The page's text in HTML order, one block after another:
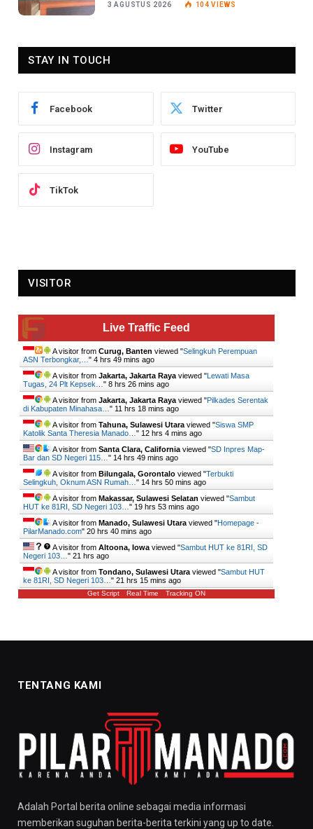
3 AGUSTUS 2026 104VIEWS
STAY IN TOUCH
Facebook Twitter
Instagram YouTube
TikTok
VISITOR
Live Traffic Feed
A visitor from Curug, Banten viewed "Selingkuh Perempuan
ASN Terbongkar,… " 4 hrs 49 mins ago
A visitor from Jakarta, Jakarta Raya viewed "Lewati Masa
Tugas, 24 Plt Kepsek… " 8 hrs 26 mins ago
A visitor from Jakarta, Jakarta Raya viewed "Pilkades Serentak
di Kabupaten Minahasa… " 11 hrs 18 mins ago
A visitor from Tahuna, Sulawesi Utara viewed "Siswa SMP
Katolik Santa Theresia Manado… " 12 hrs 4 mins ago
A visitor from Santa Clara, California viewed "SD Inpres Map-
Bar dan SD Negeri 115… " 14 hrs 49 mins ago
A visitor from Bilungala, Gorontalo viewed "Terbukti
Selingkuh, Oknum ASN Rumah… " 14 hrs 50 mins ago
A visitor from Makassar, Sulawesi Selatan viewed "Sambut
HUT ke 81RI, SD Negeri 103… " 19 hrs 53 mins ago
A visitor from Manado, Sulawesi Utara viewed "Homepage -
PilarManado.com" 20 hrs 40 mins ago
A visitor from Altoona, Iowa viewed "Sambut HUT ke 81RI, SD
Negeri 103… " 21 hrs ago
A visitor from Tondano, Sulawesi Utara viewed "Sambut HUT
ke 81RI, SD Negeri 103… " 21 hrs 15 mins ago
Get Script Real Time Tracking ON
TENTANG KAMI
Adalah Portal berita online sebagai media informasi
memberikan suguhan berita-berita terkini yang up to date.